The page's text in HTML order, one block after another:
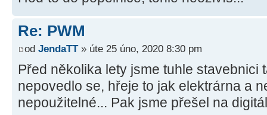
Re: PWM
od JendaTT» úte 25 úno, 2020 8:30 pm
Před několika lety jsme tuhle stavebnici
nepovedlo se, hřeje to jak elektrárna a
nepoužitelné... Pak jsme přešel na